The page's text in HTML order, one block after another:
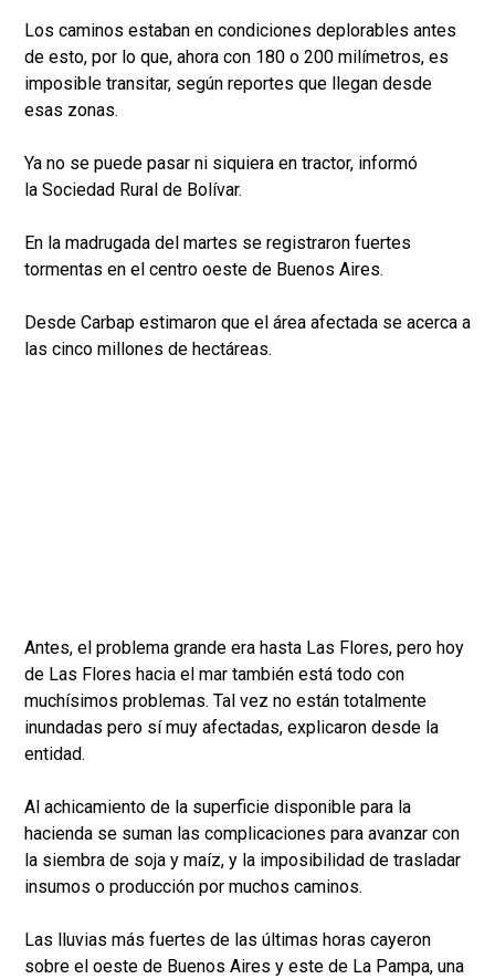
Los caminos estaban en condiciones deplorables antes
de esto, por lo que, ahora con 180 o 200 milímetros, es
imposible transitar, según reportes que llegan desde
esas zonas.
Ya no se puede pasar ni siquiera en tractor, informó
la Sociedad Rural de Bolívar.
En la madrugada del martes se registraron fuertes
tormentas en el centro oeste de Buenos Aires.
Desde Carbap estimaron que el área afectada se acerca a
las cinco millones de hectáreas.
Antes, el problema grande era hasta Las Flores, pero hoy
de Las Flores hacia el mar también está todo con
muchísimos problemas. Tal vez no están totalmente
inundadas pero sí muy afectadas, explicaron desde la
entidad.
Al achicamiento de la superficie disponible para la
hacienda se suman las complicaciones para avanzar con
la siembra de soja y maíz, y la imposibilidad de trasladar
insumos o producción por muchos caminos.
Las lluvias más fuertes de las últimas horas cayeron
sobre el oeste de Buenos Aires y este de La Pampa, una